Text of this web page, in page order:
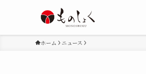
ホーム ニュース